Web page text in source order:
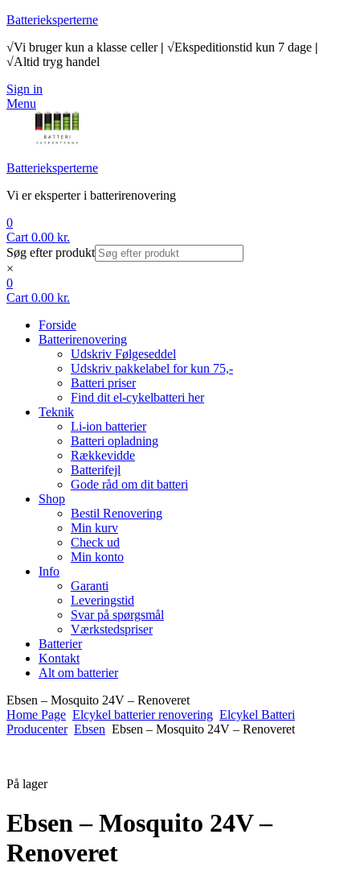
Batterieksperterne
√Vi bruger kun a klasse celler | √Ekspeditionstid kun 7 dage |
√Altid tryg handel
Sign in
Menu
Batterieksperterne
Vi er eksperter i batterirenovering
0
Cart 0.00 kr.
Søg efter produkt
×
0
Cart 0.00 kr.
Forside
Batterirenovering
Udskriv Følgeseddel
Udskriv pakkelabel for kun 75,-
Batteri priser
Find dit el-cykelbatteri her
Teknik
Li-ion batterier
Batteri opladning
Rækkevidde
Batterifejl
Gode råd om dit batteri
Shop
Bestil Renovering
Min kurv
Check ud
Min konto
Info
Garanti
Leveringstid
Svar på spørgsmål
Værkstedspriser
Batterier
Kontakt
Alt om batterier
Ebsen – Mosquito 24V – Renoveret
Home Page Elcykel batterier renovering Elcykel Batteri
Producenter Ebsen Ebsen – Mosquito 24V – Renoveret
På lager
Ebsen – Mosquito 24V –
Renoveret